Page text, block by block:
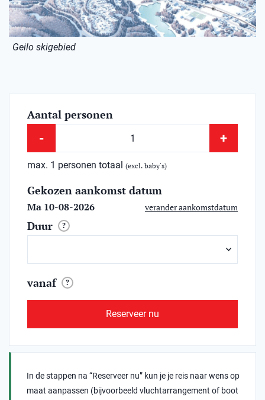
Geilo skigebied
Aantal personen
- +
max. 1 personen totaal (excl. baby's)
Gekozen aankomst datum
Ma 10-08-2026 verander aankomstdatum
Duur ?
vanaf ?
Reserveer nu
In de stappen na “Reserveer nu” kun je je reis naar wens op
maat aanpassen (bijvoorbeeld vluchtarrangement of boot